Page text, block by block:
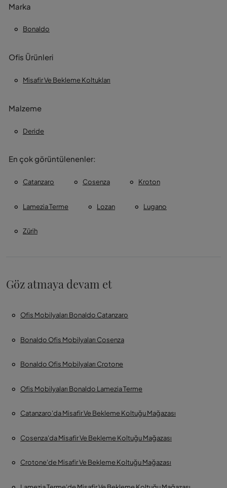
Marka
Bonaldo
Ofis Ürünleri
Misafir Ve Bekleme Koltukları
Malzeme
Deride
En çok görüntülenenler:
Catanzaro Cosenza Kroton
Lamezia Terme Lozan Lugano
Zürih
Göz atmaya devam et
Ofis Mobilyaları Bonaldo Catanzaro
Bonaldo Ofis Mobilyaları Cosenza
Bonaldo Ofis Mobilyaları Crotone
Ofis Mobilyaları Bonaldo Lamezia Terme
Catanzaro'da Misafir Ve Bekleme Koltuğu Mağazası
Cosenza'da Misafir Ve Bekleme Koltuğu Mağazası
Crotone'de Misafir Ve Bekleme Koltuğu Mağazası